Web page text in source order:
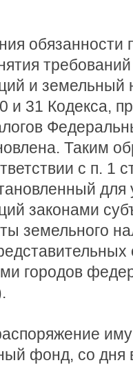
обязанности
и земельный
и 31 Кодекса,
Таким
с п. 1
для
законами
земельного
городов
фонд, со дня